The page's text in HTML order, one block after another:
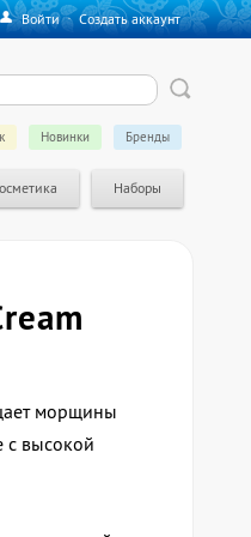
Войти·Создать аккаунт
Бренды
Новинки
Наборы
морщины
с высокой